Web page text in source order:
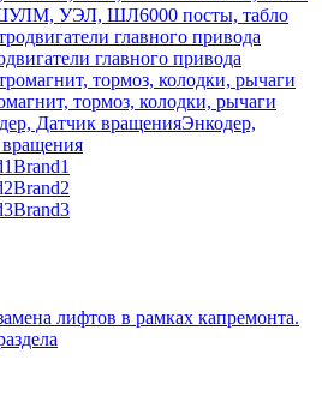
УЭЛ, ШЛ6000 посты, табло
главного привода
тормоз, колодки, рычаги
Энкодер,
Brand1
Brand2
Brand3
лифтов в рамках капремонта.